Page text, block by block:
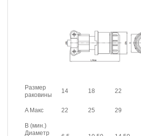
Размер
раковины
14 18 22
A Макс 22 25 29
B (мин.)
Диаметр